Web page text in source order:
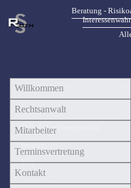
Beratung -
Willkommen
Rechtsanwalt
Tätigkeitsschwerpunkte
Service
Vita
Mitarbeiter
Terminsvertretung
Kontakt